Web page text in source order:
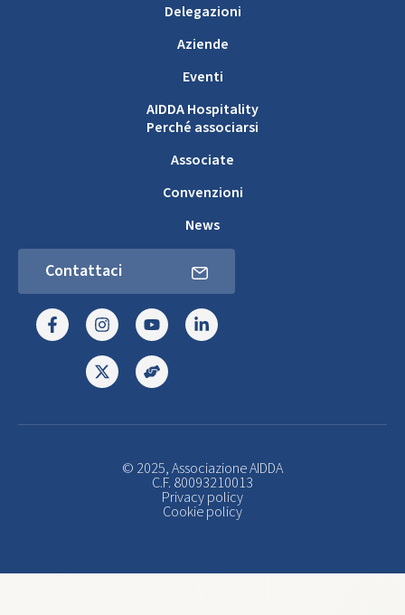
Delegazioni
Aziende
Eventi
AIDDA Hospitality
Perché associarsi
Associate
Convenzioni
News
Contattaci
© 2025, Associazione AIDDA
C.F. 80093210013
Privacy policy
Cookie policy